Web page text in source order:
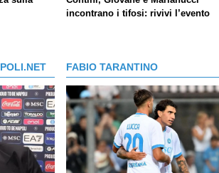
incontrano i tifosi: rivivi l’evento
FABIO TARANTINO